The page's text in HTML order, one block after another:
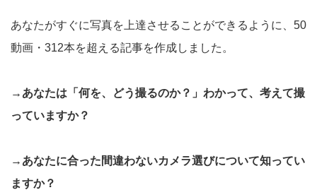
あなたがすぐに写真を上達させることができるように、50
動画・312本を超える記事を作成しました。
→あなたは「何を、どう撮るのか？」わかって、考えて撮
っていますか？
→あなたに合った間違わないカメラ選びについて知ってい
ますか？